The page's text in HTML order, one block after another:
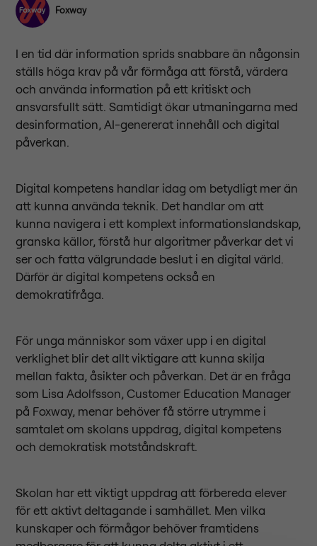
Foxway
I en tid där information sprids snabbare än någonsin
ställs höga krav på vår förmåga att förstå, värdera
och använda information på ett kritiskt och
ansvarsfullt sätt. Samtidigt ökar utmaningarna med
desinformation, AI-genererat innehåll och digital
påverkan.
Digital kompetens handlar idag om betydligt mer än
att kunna använda teknik. Det handlar om att
kunna navigera i ett komplext informationslandskap,
granska källor, förstå hur algoritmer påverkar det vi
ser och fatta välgrundade beslut i en digital värld.
Därför är digital kompetens också en
demokratifråga.
För unga människor som växer upp i en digital
verklighet blir det allt viktigare att kunna skilja
mellan fakta, åsikter och påverkan. Det är en fråga
som Lisa Adolfsson, Customer Education Manager
på Foxway, menar behöver få större utrymme i
samtalet om skolans uppdrag, digital kompetens
och demokratisk motståndskraft.
Skolan har ett viktigt uppdrag att förbereda elever
för ett aktivt deltagande i samhället. Men vilka
kunskaper och förmågor behöver framtidens